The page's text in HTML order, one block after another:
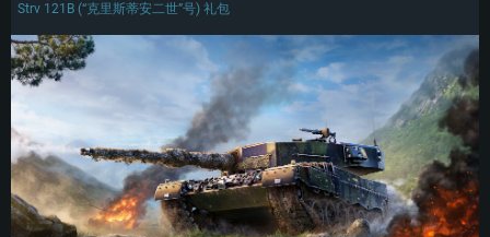
Strv 121B (“克里斯蒂安二世”号) 礼包